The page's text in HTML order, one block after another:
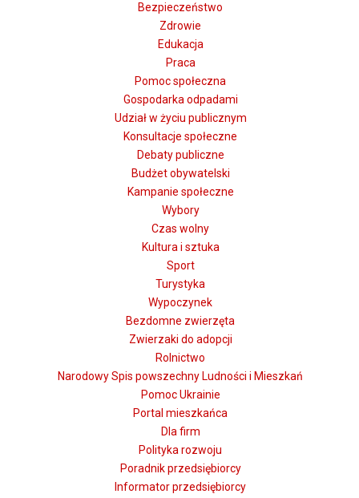
Bezpieczeństwo
Zdrowie
Edukacja
Praca
Pomoc społeczna
Gospodarka odpadami
Udział w życiu publicznym
Konsultacje społeczne
Debaty publiczne
Budżet obywatelski
Kampanie społeczne
Wybory
Czas wolny
Kultura i sztuka
Sport
Turystyka
Wypoczynek
Bezdomne zwierzęta
Zwierzaki do adopcji
Rolnictwo
Narodowy Spis powszechny Ludności i Mieszkań
Pomoc Ukrainie
Portal mieszkańca
Dla firm
Polityka rozwoju
Poradnik przedsiębiorcy
Informator przedsiębiorcy